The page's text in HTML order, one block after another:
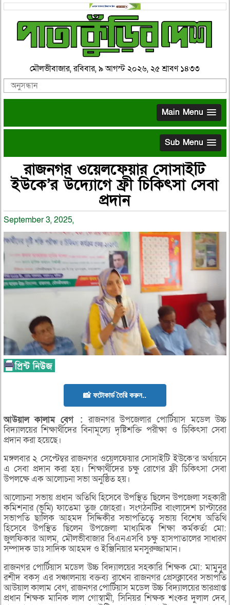
মৌলভীবাজার, রবিবার, ৯ আগস্ট ২০২৬, ২৫ শ্রাবণ ১৪৩৩
Main Menu
Sub Menu
রাজনগর ওয়েলফেয়ার সোসাইটি
ইউকে’র উদ্যােগে ফ্রী চিকিৎসা সেবা
প্রদান
September 3, 2025,
📸 ফটোকার্ড তৈরি করুন..
আউয়াল কালাম বেগ: রাজনগর উপজেলার পোর্টিয়াস মডেল উচ্চ
বিদ্যালয়ের শিক্ষার্থীদের বিনামূল্যে দৃষ্টিশক্তি পরীক্ষা ও চিকিৎসা সেবা
প্রদান করা হয়েছে।
মঙ্গলবার ২ সেপ্টেম্বর রাজনগর ওয়েলফেয়ার সোসাইটি ইউকে’র অর্থায়নে
এ সেবা প্রদান করা হয়। শিক্ষার্থীদের চক্ষু রোগের ফ্রী চিকিৎসা সেবা
উপলক্ষে এক আলোচনা সভা অনুষ্ঠিত হয়।
আলোচনা সভায় প্রধান অতিথি হিসেবে উপস্থিত ছিলেন উপজেলা সহকারী
কমিশনার (ভূমি) ফাতেমা তুজ জোহরা। সংগঠনটির বাংলাদেশ চাপ্টারের
সভাপতি ছালিক আহমদ সিদ্দিকীর সভাপতিত্বে সভায় বিশেষ অতিথি
হিসেবে উপস্থিত ছিলেন উপজেলা মাধ্যমিক শিক্ষা কর্মকর্তা মো:
জুলফিকার আলম, মৌলভীবাজার বিএনএসবি চক্ষু হাসপাতালের সাধারণ
সম্পাদক ডাঃ সাদিক আহমদ ও ইঞ্জিনিয়ার মনসুরুজ্জামান।
রাজনগর পোর্টিয়াস মডেল উচ্চ বিদ্যালয়ের সহকারি শিক্ষক মো: মামুনুর
রশীদ বকস্ এর সঞ্চালনায় বক্তব্য রাখেন রাজনগর প্রেসক্লাবের সভাপতি
আউয়াল কালাম বেগ, রাজনগর পোর্টিয়াস মডেল উচ্চ বিদ্যালয়ের ভারপ্রাপ্ত
প্রধান শিক্ষক মানিক লাল গোস্বামী, সিনিয়র শিক্ষক শংকর দুলাল দেব,